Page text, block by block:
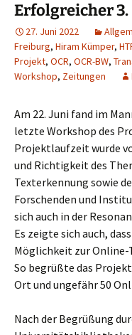
Erfolgreicher 3.
27. Juni 2022
Freiburg, Hiram Kümper,
Projekt, OCR, OCR-BW,
Workshop, Zeitungen
Am 22. Juni fand im
letzte Workshop des
Projektlaufzeit wurde
und Richtigkeit des
Texterkennung sowie
Forschenden und
sich auch in der
Es zeigte sich auch,
Möglichkeit zur
So begrüßte das
Ort und ungefähr 50
Nach der Begrüßung